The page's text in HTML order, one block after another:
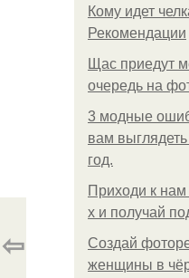
Кому идет
Рекомендации
Щас приедут
очередь на
3 модные
вам
год.
Приходи к нам
х и получай
Создай
женщины в
⇦